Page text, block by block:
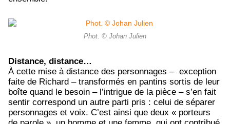
Phot. © Johan Julien
Distance, distance…
À cette mise à distance des personnages – exception
faite de Richard – transformés en pantins sortis de leur
boîte quand le besoin – l’intrigue de la pièce – s’en fait
sentir correspond un autre parti pris : celui de séparer
personnages et voix. C’est ainsi que deux « porteurs